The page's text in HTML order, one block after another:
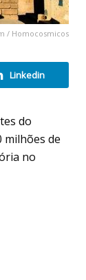
/ Homocosmicos
Linkedin
do
milhões de
no